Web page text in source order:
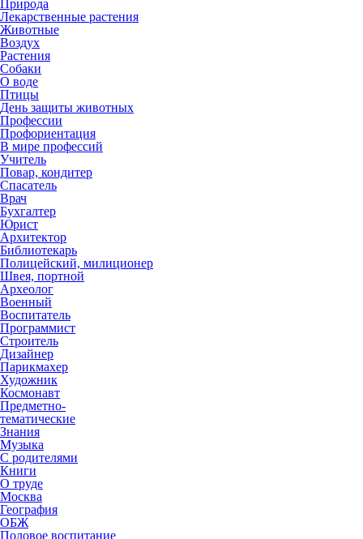
Природа
Лекарственные растения
Животные
Воздух
Растения
Собаки
О воде
Птицы
День защиты животных
Профессии
Профориентация
В мире профессий
Учитель
Повар, кондитер
Спасатель
Врач
Бухгалтер
Юрист
Архитектор
Библиотекарь
Полицейский, милиционер
Швея, портной
Археолог
Военный
Воспитатель
Программист
Строитель
Дизайнер
Парикмахер
Художник
Космонавт
Предметно-
тематические
Знания
Музыка
С родителями
Книги
О труде
Москва
География
ОБЖ
Половое воспитание